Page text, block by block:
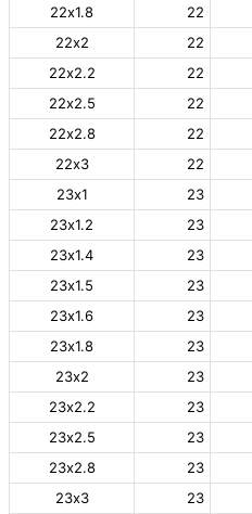
22х1.8 22
22х2
22
22х2.2
22
22х2.5
22
22х2.8
22
22х3
22
23х1
23
23х1.2
23
23х1.4
23
23х1.5
23
23х1.6
23
23х1.8
23
23х2
23
23х2.2
23
23х2.5
23
23х2.8
23
23х3
23